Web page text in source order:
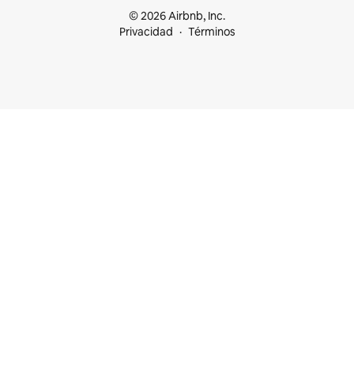
© 2026 Airbnb, Inc.
Privacidad
Términos